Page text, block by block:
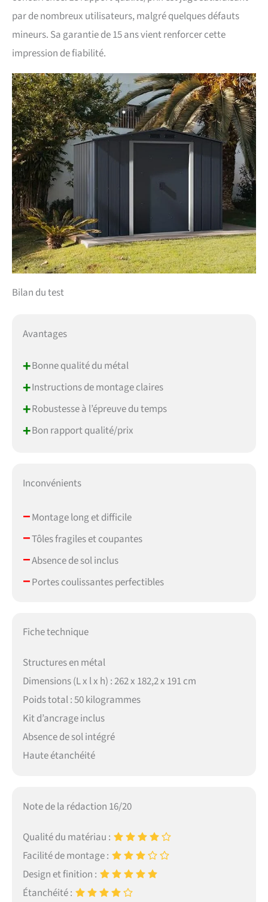
par de nombreux utilisateurs, malgré quelques défauts
mineurs. Sa garantie de 15 ans vient renforcer cette
impression de fiabilité.
Bilan du test
Avantages
+Bonne qualité du métal
+Instructions de montage claires
+Robustesse à l’épreuve du temps
+Bon rapport qualité/prix
Inconvénients
–Montage long et difficile
–Tôles fragiles et coupantes
–Absence de sol inclus
–Portes coulissantes perfectibles
Fiche technique
Structures en métal
Dimensions (L x l x h) : 262 x 182,2 x 191 cm
Poids total : 50 kilogrammes
Kit d’ancrage inclus
Absence de sol intégré
Haute étanchéité
Note de la rédaction 16/20
Qualité du matériau :
Facilité de montage :
Design et finition :
Étanchéité :